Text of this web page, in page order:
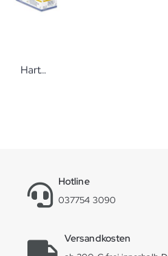
Hartmann Idealflex® universal Universalbinde
Hotline
037754 3090
Versandkosten